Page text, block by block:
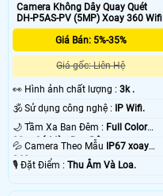
Camera Không Dây Quay Quét
DH-P5AS-PV (5MP) Xoay 360 Wifi
Giá Bán: 5%-35%
Giá gốc: Liên Hệ
️👀 Hình ảnh chất lượng : 3k .
🕉️ Sử dụng công nghệ : IP Wifi.
🌙 Tầm Xa Ban Đêm : Full Color
30m Có Màu Ban Ðêm.
💦 Camera Theo Mẫu IP67 xoay
360.
️🎙 Đặt Điểm : Thu Âm Và Loa.